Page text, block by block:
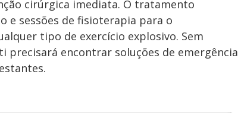
cirúrgica imediata. O tratamento
e sessões de fisioterapia para o
tipo de exercício explosivo. Sem
precisará encontrar soluções de emergência